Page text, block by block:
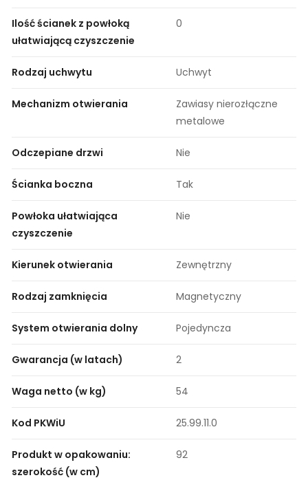
Ilość ścianek z powłoką
ułatwiającą czyszczenie
0
Rodzaj uchwytu Uchwyt
Mechanizm otwierania
Zawiasy nierozłączne
metalowe
Odczepiane drzwi Nie
Ścianka boczna Tak
Powłoka ułatwiająca
czyszczenie
Nie
Kierunek otwierania Zewnętrzny
Rodzaj zamknięcia Magnetyczny
System otwierania dolny Pojedyncza
Gwarancja (w latach) 2
Waga netto (w kg) 54
Kod PKWiU 25.99.11.0
Produkt w opakowaniu:
szerokość (w cm)
92